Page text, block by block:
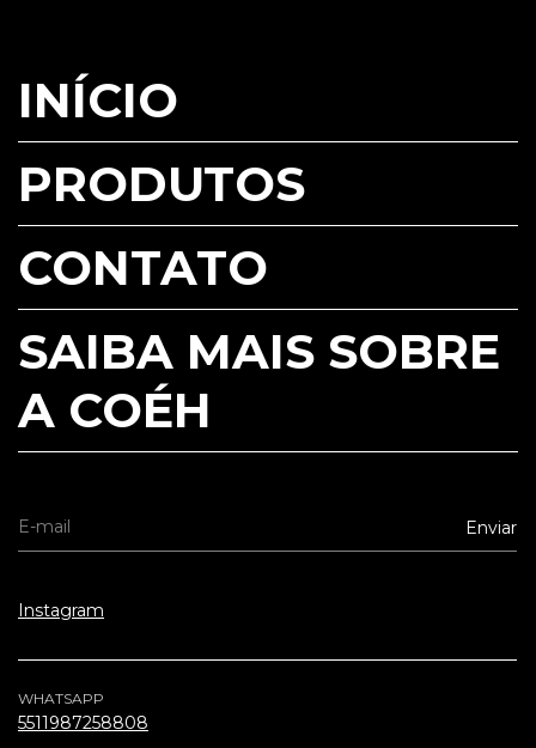
INÍCIO
PRODUTOS
CONTATO
SAIBA MAIS SOBRE
A COÉH
Instagram
WHATSAPP
5511987258808